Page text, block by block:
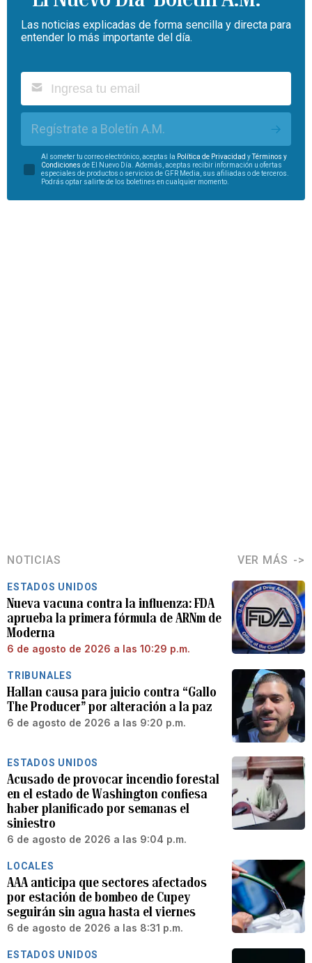
Las noticias explicadas de forma sencilla y directa para
entender lo más importante del día.
Regístrate a Boletín A.M.
Al someter tu correo electrónico, aceptas la Política de Privacidad yTérminos y
Condiciones de El Nuevo Día. Además, aceptas recibir información u ofertas
especiales de productos o servicios de GFR Media, sus afiliadas o de terceros.
Podrás optar salirte de los boletines en cualquier momento.
NOTICIAS VER MÁS
ESTADOS UNIDOS
Nueva vacuna contra la influenza: FDA
aprueba la primera fórmula de ARNm de
Moderna
6 de agosto de 2026 a las 10:29 p.m.
TRIBUNALES
Hallan causa para juicio contra “Gallo
The Producer” por alteración a la paz
6 de agosto de 2026 a las 9:20 p.m.
ESTADOS UNIDOS
Acusado de provocar incendio forestal
en el estado de Washington confiesa
haber planificado por semanas el
siniestro
6 de agosto de 2026 a las 9:04 p.m.
LOCALES
AAA anticipa que sectores afectados
por estación de bombeo de Cupey
seguirán sin agua hasta el viernes
6 de agosto de 2026 a las 8:31 p.m.
ESTADOS UNIDOS